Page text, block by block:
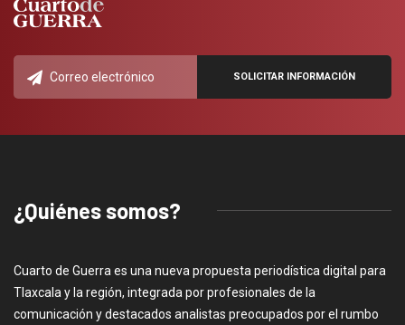
¿Quiénes somos?
Cuarto de Guerra es una nueva propuesta periodística digital para
Tlaxcala y la región, integrada por profesionales de la
comunicación y destacados analistas preocupados por el rumbo